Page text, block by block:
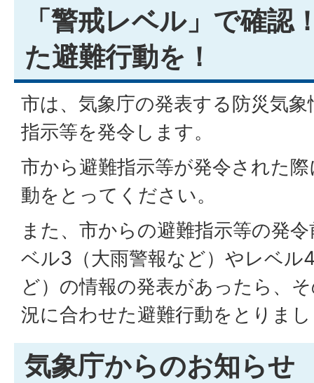
「警戒レベル」で確認
た避難行動を！
市は、気象庁の発表する防災気
指示等を発令します。
市から避難指示等が発令された
動をとってください。
また、市からの避難指示等の発
ベル3（大雨警報など）やレベル
ど）の情報の発表があったら、
況に合わせた避難行動をとりま
気象庁からのお知らせ